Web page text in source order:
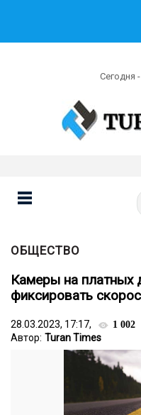
Сегодня
ОБЩЕСТВО
Камеры на платных
фиксировать
28.03.2023, 17:17, 1 002
Автор: Turan Times